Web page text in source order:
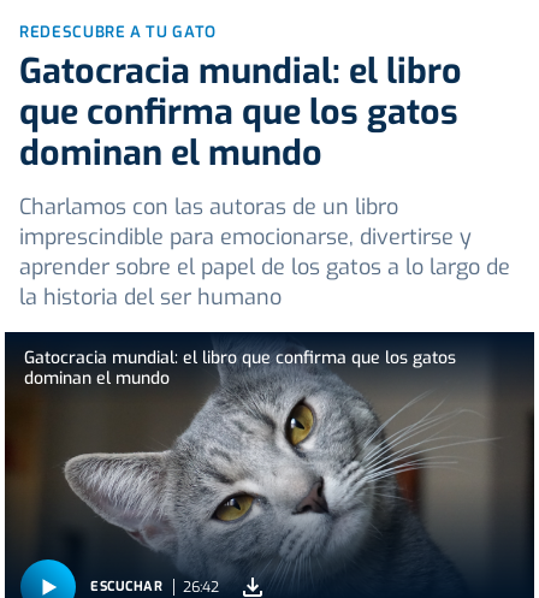
REDESCUBRE A TU GATO
Gatocracia mundial: el libro
que confirma que los gatos
dominan el mundo
Charlamos con las autoras de un libro
imprescindible para emocionarse, divertirse y
aprender sobre el papel de los gatos a lo largo de
la historia del ser humano
Gatocracia mundial: el libro que confirma que los gatos
dominan el mundo
ESCUCHAR 26:42